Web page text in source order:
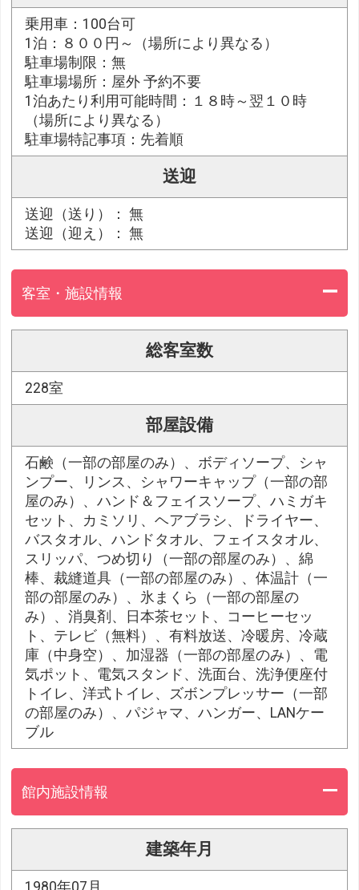
乗用車：100台可
1泊：８００円～（場所により異なる）
駐車場制限：無
駐車場場所：屋外 予約不要
1泊あたり利用可能時間：１８時～翌１０時
（場所により異なる）
駐車場特記事項：先着順
送迎
送迎（送り）： 無
送迎（迎え）： 無
客室・施設情報
総客室数
228室
部屋設備
石鹸（一部の部屋のみ）、ボディソープ、シャ
ンプー、リンス、シャワーキャップ（一部の部
屋のみ）、ハンド＆フェイスソープ、ハミガキ
セット、カミソリ、ヘアブラシ、ドライヤー、
バスタオル、ハンドタオル、フェイスタオル、
スリッパ、つめ切り（一部の部屋のみ）、綿
棒、裁縫道具（一部の部屋のみ）、体温計（一
部の部屋のみ）、氷まくら（一部の部屋の
み）、消臭剤、日本茶セット、コーヒーセッ
ト、テレビ（無料）、有料放送、冷暖房、冷蔵
庫（中身空）、加湿器（一部の部屋のみ）、電
気ポット、電気スタンド、洗面台、洗浄便座付
トイレ、洋式トイレ、ズボンプレッサー（一部
の部屋のみ）、パジャマ、ハンガー、LANケー
ブル
館内施設情報
建築年月